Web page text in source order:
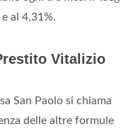
al 4,31%.
Vitalizio
San Paolo si chiama
delle altre formule